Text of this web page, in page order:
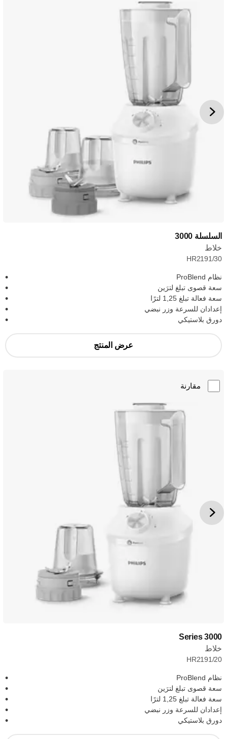
السلسلة 3000
خلاط
HR2191/30
نظام ProBlend
سعة قصوى تبلغ لترَين
سعة فعالة تبلغ 1,25 لترًا
إعدادان للسرعة وزر نبضي
دورق بلاستيكي
عرض المنتج
مقارنة
3000 Series
خلاط
HR2191/20
نظام ProBlend
سعة قصوى تبلغ لترَين
سعة فعالة تبلغ 1,25 لترًا
إعدادان للسرعة وزر نبضي
دورق بلاستيكي